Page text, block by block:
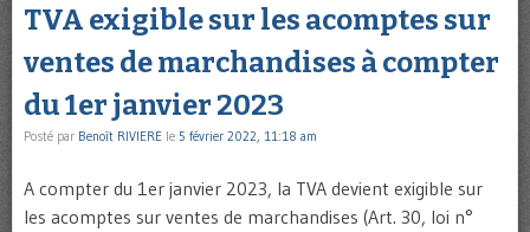
TVA exigible sur les acomptes sur
ventes de marchandises à compter
du 1er janvier 2023
Posté par Benoît RIVIERE le 5 février 2022, 11:18 am
A compter du 1er janvier 2023, la TVA devient exigible sur
les acomptes sur ventes de marchandises (Art. 30, loi n°